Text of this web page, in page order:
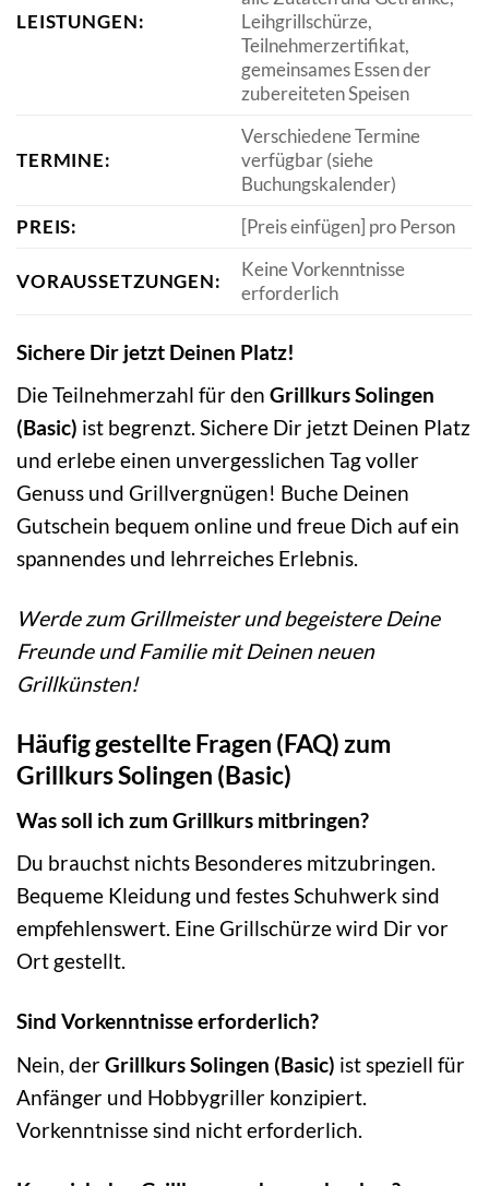
LEISTUNGEN:
Leihgrillschürze,
Teilnehmerzertifikat,
gemeinsames Essen der
zubereiteten Speisen
TERMINE:
Verschiedene Termine
verfügbar (siehe
Buchungskalender)
PREIS:
[Preis einfügen] pro Person
VORAUSSETZUNGEN:
Keine Vorkenntnisse
erforderlich
Sichere Dir jetzt Deinen Platz!
Die Teilnehmerzahl für den Grillkurs Solingen
(Basic) ist begrenzt. Sichere Dir jetzt Deinen Platz
und erlebe einen unvergesslichen Tag voller
Genuss und Grillvergnügen! Buche Deinen
Gutschein bequem online und freue Dich auf ein
spannendes und lehrreiches Erlebnis.
Werde zum Grillmeister und begeistere Deine
Freunde und Familie mit Deinen neuen
Grillkünsten!
Häufig gestellte Fragen (FAQ) zum
Grillkurs Solingen (Basic)
Was soll ich zum Grillkurs mitbringen?
Du brauchst nichts Besonderes mitzubringen.
Bequeme Kleidung und festes Schuhwerk sind
empfehlenswert. Eine Grillschürze wird Dir vor
Ort gestellt.
Sind Vorkenntnisse erforderlich?
Nein, derGrillkurs Solingen (Basic) ist speziell für
Anfänger und Hobbygriller konzipiert.
Vorkenntnisse sind nicht erforderlich.